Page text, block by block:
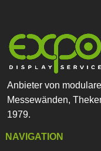
Anbieter von
Messewänden,
1979.
NAVIGATION